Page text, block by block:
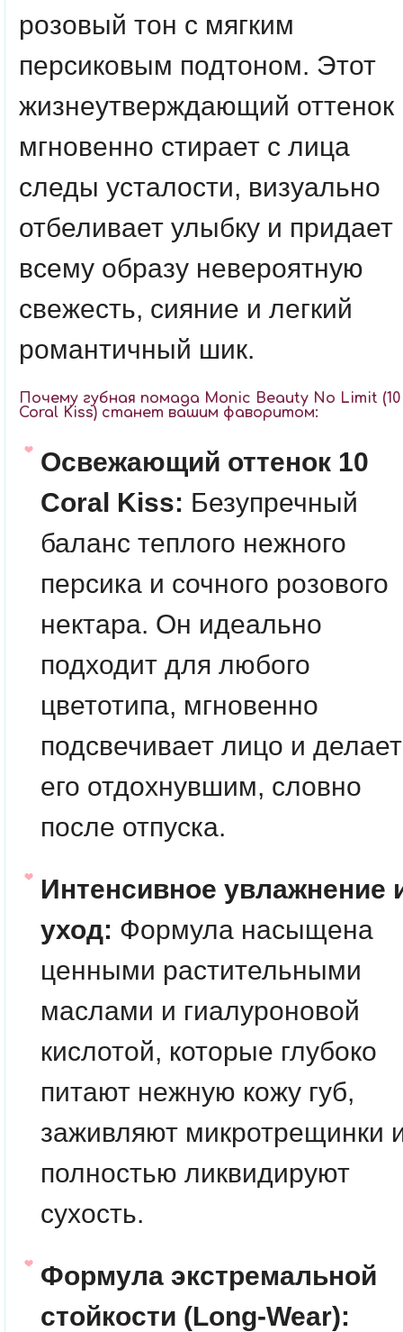
розовый тон с мягким
персиковым подтоном. Этот
жизнеутверждающий оттенок
мгновенно стирает с лица
следы усталости, визуально
отбеливает улыбку и придает
всему образу невероятную
свежесть, сияние и легкий
романтичный шик.
Почему губная помада Monic Beauty No Limit (10
Coral Kiss) станет вашим фаворитом:
Освежающий оттенок 10
Coral Kiss: Безупречный
баланс теплого нежного
персика и сочного розового
нектара. Он идеально
подходит для любого
цветотипа, мгновенно
подсвечивает лицо и делает
его отдохнувшим, словно
после отпуска.
Интенсивное увлажнение
уход: Формула насыщена
ценными растительными
маслами и гиалуроновой
кислотой, которые глубоко
питают нежную кожу губ,
заживляют микротрещинки
полностью ликвидируют
сухость.
Формула экстремальной
стойкости (Long-Wear):